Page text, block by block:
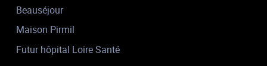
Beauséjour
Maison Pirmil
Futur hôpital Loire Santé